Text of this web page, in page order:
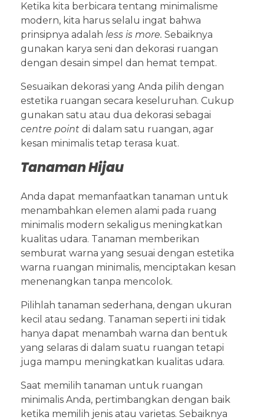
Ketika kita berbicara tentang minimalisme
modern, kita harus selalu ingat bahwa
prinsipnya adalah less is more. Sebaiknya
gunakan karya seni dan dekorasi ruangan
dengan desain simpel dan hemat tempat.
Sesuaikan dekorasi yang Anda pilih dengan
estetika ruangan secara keseluruhan. Cukup
gunakan satu atau dua dekorasi sebagai
centre point di dalam satu ruangan, agar
kesan minimalis tetap terasa kuat.
Tanaman Hijau
Anda dapat memanfaatkan tanaman untuk
menambahkan elemen alami pada ruang
minimalis modern sekaligus meningkatkan
kualitas udara. Tanaman memberikan
semburat warna yang sesuai dengan estetika
warna ruangan minimalis, menciptakan kesan
menenangkan tanpa mencolok.
Pilihlah tanaman sederhana, dengan ukuran
kecil atau sedang. Tanaman seperti ini tidak
hanya dapat menambah warna dan bentuk
yang selaras di dalam suatu ruangan tetapi
juga mampu meningkatkan kualitas udara.
Saat memilih tanaman untuk ruangan
minimalis Anda, pertimbangkan dengan baik
ketika memilih jenis atau varietas. Sebaiknya